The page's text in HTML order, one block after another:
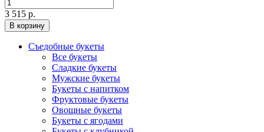
3 515 р.
В корзину
Съедобные букеты
Все букеты
Сладкие букеты
Мужские букеты
Букеты с напитком
Фруктовые букеты
Овощные букеты
Букеты с ягодами